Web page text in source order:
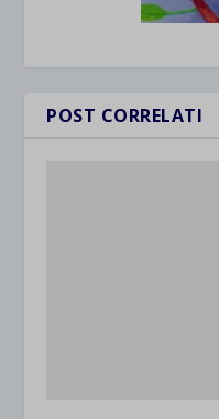
POST CORRELATI